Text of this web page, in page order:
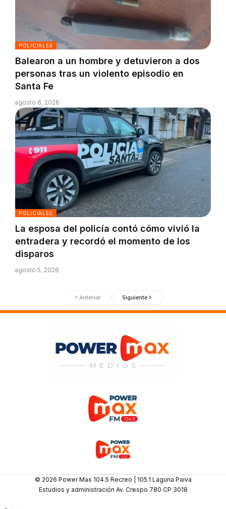
POLICIALES
Balearon a un hombre y detuvieron a dos
personas tras un violento episodio en
Santa Fe
agosto 6, 2026
POLICIALES
La esposa del policía contó cómo vivió la
entradera y recordó el momento de los
disparos
agosto 5, 2026
Anterior Siguiente
© 2026 Power Max 104.5 Recreo | 105.1 Laguna Paiva
Estudios y administración Av. Crespo 780 CP 3018